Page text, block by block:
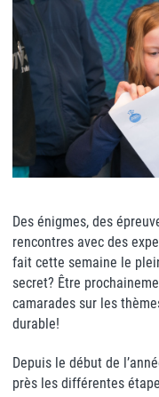
Des énigmes, des
rencontres avec des
fait cette semaine le
secret? Être
camarades sur les
durable!
Depuis le début de
près les différentes